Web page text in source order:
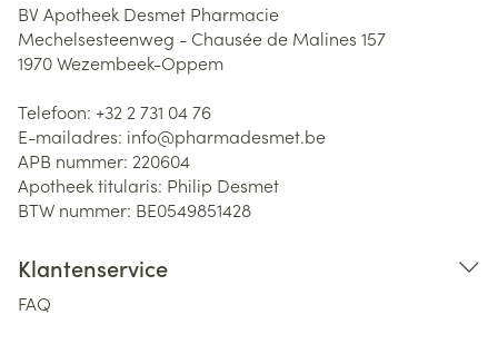
BV Apotheek Desmet Pharmacie
Mechelsesteenweg - Chausée de Malines 157
1970Wezembeek-Oppem
Telefoon: +32 2 731 04 76
E-mailadres: info@pharmadesmet.be
APB nummer: 220604
Apotheek titularis: Philip Desmet
BTW nummer: BE0549851428
Klantenservice
FAQ